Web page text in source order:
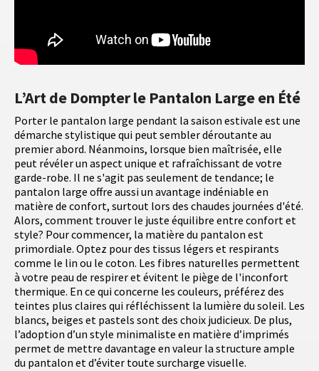
L’Art de Dompter le Pantalon Large en Été
Porter le pantalon large pendant la saison estivale est une
démarche stylistique qui peut sembler déroutante au
premier abord. Néanmoins, lorsque bien maîtrisée, elle
peut révéler un aspect unique et rafraîchissant de votre
garde-robe. Il ne s'agit pas seulement de tendance; le
pantalon large offre aussi un avantage indéniable en
matière de confort, surtout lors des chaudes journées d'été.
Alors, comment trouver le juste équilibre entre confort et
style? Pour commencer, la matière du pantalon est
primordiale. Optez pour des tissus légers et respirants
comme le lin ou le coton. Les fibres naturelles permettent
à votre peau de respirer et évitent le piège de l'inconfort
thermique. En ce qui concerne les couleurs, préférez des
teintes plus claires qui réfléchissent la lumière du soleil. Les
blancs, beiges et pastels sont des choix judicieux. De plus,
l’adoption d’un style minimaliste en matière d’imprimés
permet de mettre davantage en valeur la structure ample
du pantalon et d’éviter toute surcharge visuelle.